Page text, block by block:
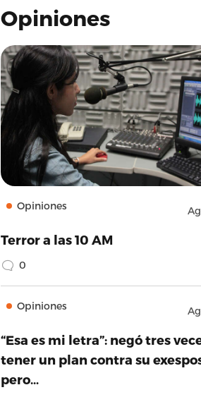
Opiniones
Opiniones
Terror a las 10 AM
0
Opiniones
“Esa es mi letra”: negó tres
tener un plan contra su
pero…